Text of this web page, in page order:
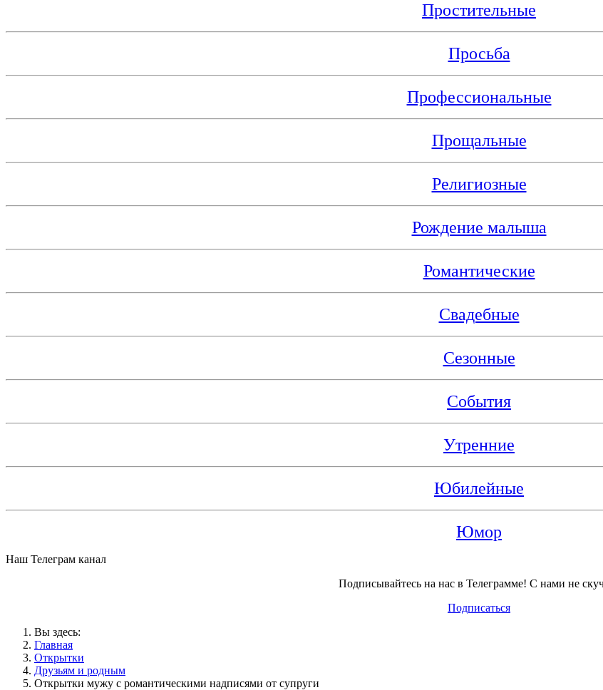
Простительные
Просьба
Профессиональные
Прощальные
Религиозные
Рождение малыша
Романтические
Свадебные
Сезонные
События
Утренние
Юбилейные
Юмор
Наш Телеграм канал
Подписывайтесь на нас в Телеграмме! С нами не
Подписаться
Вы здесь:
Главная
Открытки
Друзьям и родным
Открытки мужу с романтическими надписями от супруги